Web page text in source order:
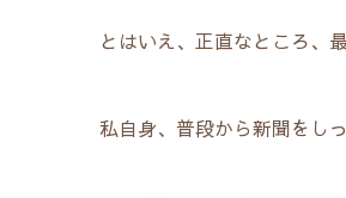
とはいえ、正直なところ、
私自身、普段から新聞をし